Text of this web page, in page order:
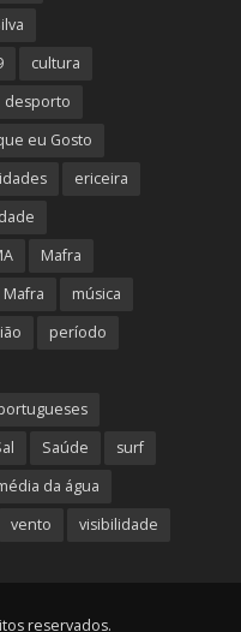
cultura
desporto
eu Gosto
ericeira
Mafra
música
período
Saúde
surf
da água
vento visibilidade
reservados.